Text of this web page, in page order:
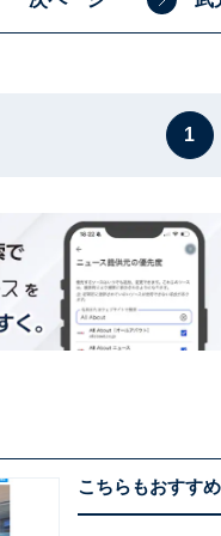
1
こちらもおすすめ